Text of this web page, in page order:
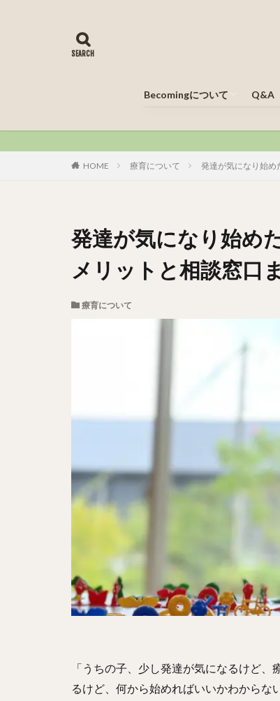
Becomingについて Q&A
HOME 療育について 発達が気になり始め
発達が気になり始め
メリットと相談窓口
療育について
「うちの子、少し発達が気になるけど
るけど、何から始めればいいかわからな